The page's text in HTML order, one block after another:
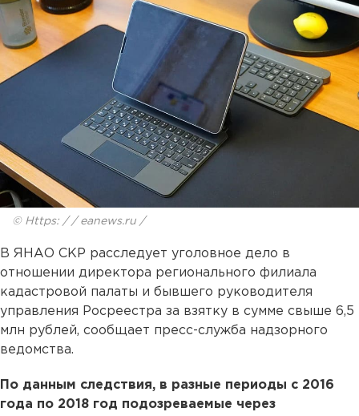
© Https: / / eanews.ru /
В ЯНАО СКР расследует уголовное дело в
отношении директора регионального филиала
кадастровой палаты и бывшего руководителя
управления Росреестра за взятку в сумме свыше 6,5
млн рублей, сообщает пресс-служба надзорного
ведомства.
По данным следствия, в разные периоды с 2016
года по 2018 год подозреваемые через